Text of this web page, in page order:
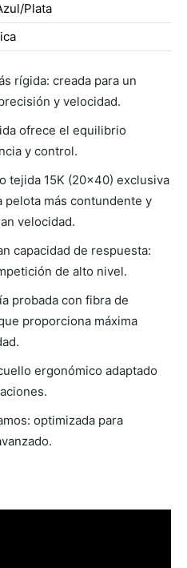
Plata
rígida: creada para un
y velocidad.
ofrece el equilibrio
y control.
tejida 15K (20x40) exclusiva
pelota más contundente y
velocidad.
capacidad de respuesta:
de alto nivel.
probada con fibra de
proporciona máxima
ergonómico adaptado
optimizada para